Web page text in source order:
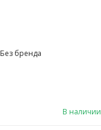
Без бренда
В наличии